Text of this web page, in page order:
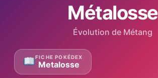
Métalosse
Évolution de Métang
FICHE POKÉDEX
Metalosse